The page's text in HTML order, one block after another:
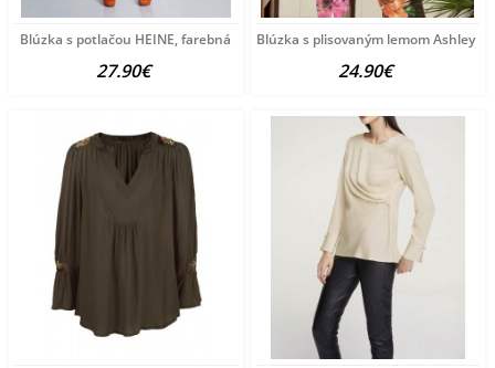
Blúzka s potlačou HEINE, farebná
27.90€
Blúzka s plisovaným lemom Ashley
24.90€